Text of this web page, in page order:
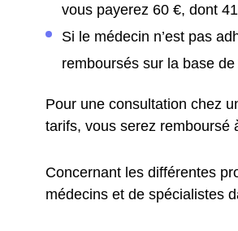
vous payerez 60 €, dont
Si le médecin n’est pas
remboursés sur la base
Pour une consultation chez
tarifs, vous serez remboursé
Concernant les différentes
médecins et de spécialistes